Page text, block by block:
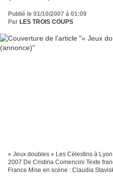
Publié le 01/10/2007 à 01:09
Par LES TROIS COUPS
« Jeux doubles » Les Célestins à
2007 De Cristina Comencini Texte
France Mise en scène : Claudia